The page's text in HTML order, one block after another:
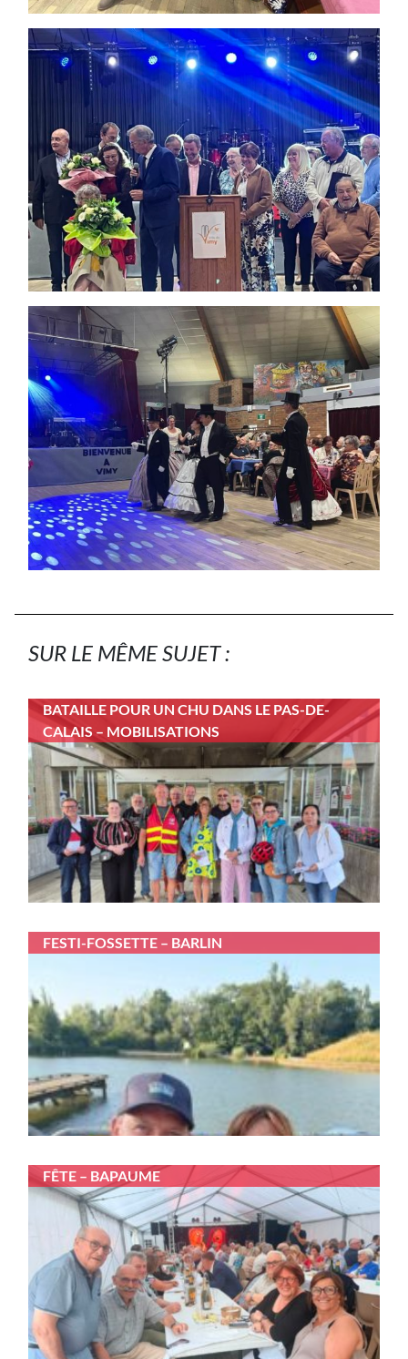
SUR LE MÊME SUJET :
BATAILLE POUR UN CHU DANS LE PAS-DE-
CALAIS – MOBILISATIONS
FESTI-FOSSETTE – BARLIN
FÊTE – BAPAUME